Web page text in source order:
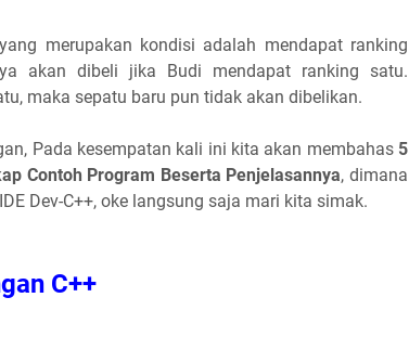
merupakan kondisi adalah mendapat ranking
akan dibeli jika Budi mendapat ranking satu.
maka sepatu baru pun tidak akan dibelikan.
Pada kesempatan kali ini kita akan membahas 5
Contoh Program Beserta Penjelasannya, dimana
Dev-C++, oke langsung saja mari kita simak.
C++